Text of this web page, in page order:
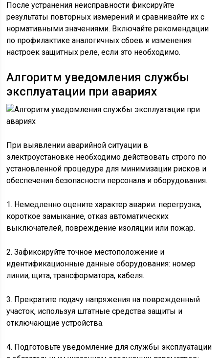
После устранения неисправности фиксируйте
результаты повторных измерений и сравнивайте их с
нормативными значениями. Включайте рекомендации
по профилактике аналогичных сбоев и изменения
настроек защитных реле, если это необходимо.
Алгоритм уведомления службы
эксплуатации при авариях
При выявлении аварийной ситуации в
электроустановке необходимо действовать строго по
установленной процедуре для минимизации рисков и
обеспечения безопасности персонала и оборудования.
1. Немедленно оцените характер аварии: перегрузка,
короткое замыкание, отказ автоматических
выключателей, повреждение изоляции или пожар.
2. Зафиксируйте точное местоположение и
идентификационные данные оборудования: номер
линии, щита, трансформатора, кабеля.
3. Прекратите подачу напряжения на поврежденный
участок, используя штатные средства защиты и
отключающие устройства.
4. Подготовьте уведомление для службы эксплуатации